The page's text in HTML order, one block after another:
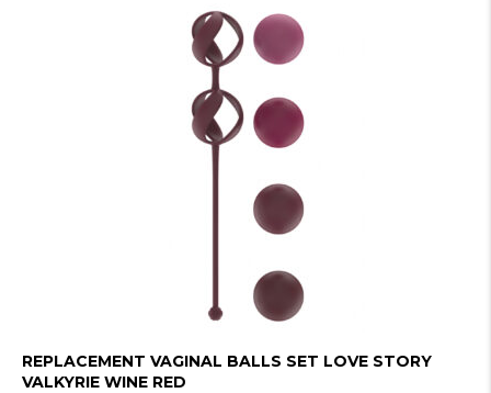
REPLACEMENT VAGINAL BALLS SET LOVE STORY
VALKYRIE WINE RED